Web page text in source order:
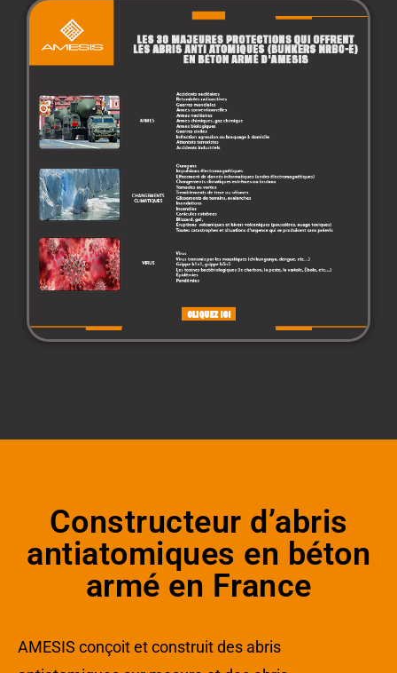
Constructeur d’abris
antiatomiques en béton
armé en France
AMESIS conçoit et construit des abris